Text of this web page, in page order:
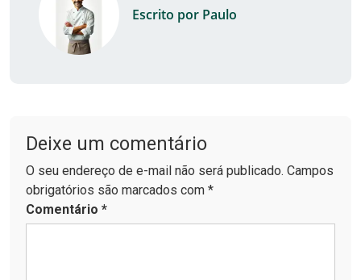
Escrito por Paulo
Deixe um comentário
O seu endereço de e-mail não será publicado. Campos
obrigatórios são marcados com *
Comentário *